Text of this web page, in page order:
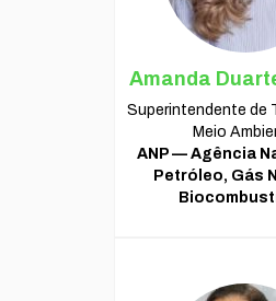
Amanda
Superintendente de
Meio
ANP — Agência
Petróleo, Gás